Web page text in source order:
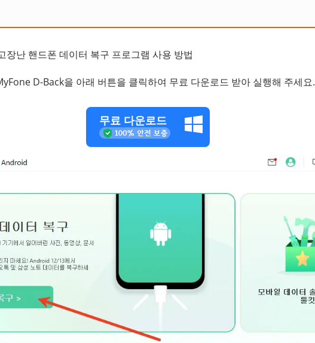
장난 핸드폰 데이터 복구 프로그램 사용 방법
D-Back을 아래 버튼을 클릭하여 무료 다운로드 받아 실행해 주세요.
무료 다운로드